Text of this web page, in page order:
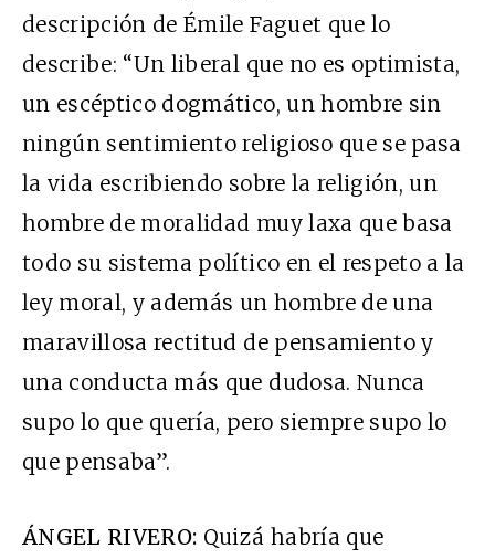
descripción de Émile Faguet que lo
describe: “Un liberal que no es optimista,
un escéptico dogmático, un hombre sin
ningún sentimiento religioso que se pasa
la vida escribiendo sobre la religión, un
hombre de moralidad muy laxa que basa
todo su sistema político en el respeto a la
ley moral, y además un hombre de una
maravillosa rectitud de pensamiento y
una conducta más que dudosa. Nunca
supo lo que quería, pero siempre supo lo
que pensaba”.
ÁNGEL RIVERO: Quizá habría que